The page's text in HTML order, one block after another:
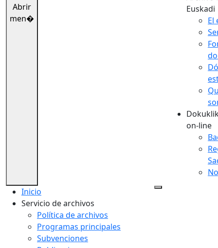
Abrir
men�
Euskadi
El
on-line
Inicio
Servicio de archivos
Política de archivos
Programas principales
Subvenciones